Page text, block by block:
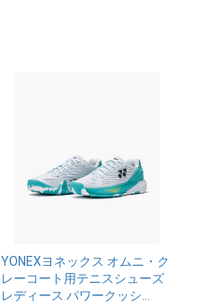
YONEXヨネックス オムニ・ク
レーコート用テニスシューズ
レディース パワークッシ…